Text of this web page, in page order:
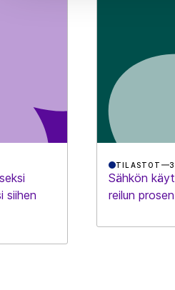
siihen
TILASTOT
Sähkön
reilun